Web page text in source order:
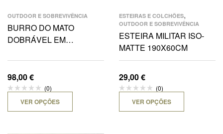
OUTDOOR E SOBREVIVÊNCIA
BURRO DO MATO
DOBRÁVEL EM
98,00€
(0)
VER OPÇÕES
ESTEIRAS E COLCHÕES,
OUTDOOR E SOBREVIVÊNCIA
ESTEIRA MILITAR ISO-
MATTE 190X60CM
29,00€
(0)
VER OPÇÕES